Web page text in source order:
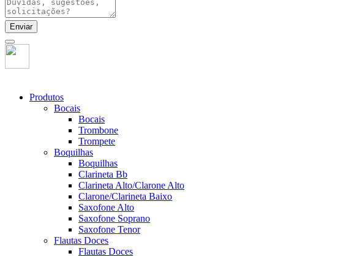
Enviar
Produtos
Bocais
Bocais
Trombone
Trompete
Boquilhas
Boquilhas
Clarineta Bb
Clarineta Alto/Clarone Alto
Clarone/Clarineta Baixo
Saxofone Alto
Saxofone Soprano
Saxofone Tenor
Flautas Doces
Flautas Doces